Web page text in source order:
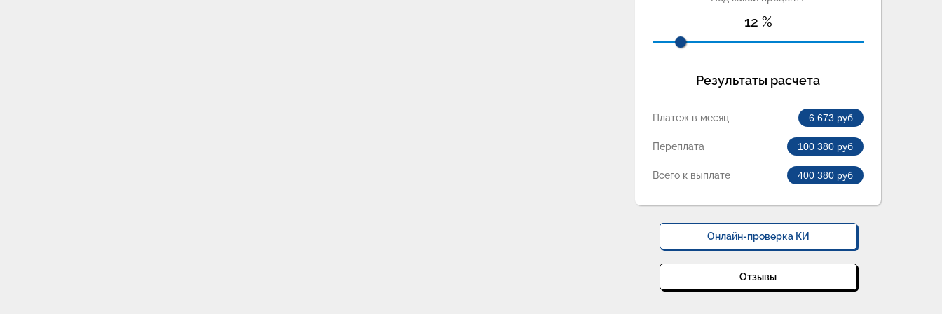
12 %
Результаты расчета
Платеж в месяц 6 673 руб
Переплата 100 380 руб
Всего к выплате 400 380 руб
Онлайн-проверка КИ
Отзывы